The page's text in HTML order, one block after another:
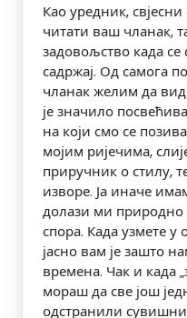
Као уредник,
читати ваш чланак,
задовољство када се
садржај. Од самога
чланак желим да
је значило
на који смо се
мојим ријечима,
приручник о стилу,
изворе. Ја иначе
долази ми природно
спора. Када узмете у
јасно вам је зашто
времена. Чак и када
мораш да све још
одстранили